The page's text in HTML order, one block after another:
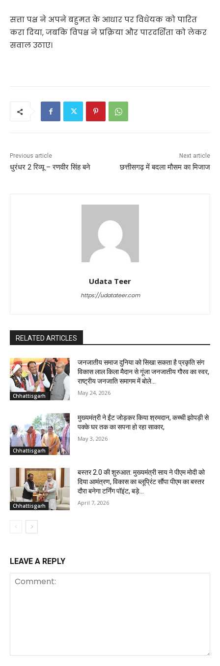
सत्ता पक्ष ने अपने बहुमत के आधार पर विधेयक को पारित
करा दिया, जबकि विपक्ष ने प्रक्रिया और पारदर्शिता को लेकर
सवाल उठाए।
Previous article
धुरंधर 2 रिव्यू – रणवीर सिंह बने
Next article
छत्तीसगढ़ में बदला मौसम का मिजाज
Udata Teer
https://udatateer.com
RELATED ARTICLES
Chhattisgarh
जनजातीय समाज दुनिया को सिखा सकता है प्रकृति संग
विकास लाल किला मैदान से गूंजा जनजातीय गौरव का स्वर,
राष्ट्रीय जनजाति समागम में बोले...
May 24, 2026
Chhattisgarh
मुख्यमंत्री ने ईंट जोड़कर किया श्रमदान, कच्ची झोपड़ी से
पक्के घर तक का सपना हो रहा साकार,
May 3, 2026
Chhattisgarh
बस्तर 2.0 की शुरुआत: मुख्यमंत्री साय ने पीएम मोदी को
दिया आमंत्रण, विकास का ब्लूप्रिंट सौंपा पीएम का बस्तर
दौरा बनेगा टर्निंग पॉइंट, बड़े...
April 7, 2026
LEAVE A REPLY